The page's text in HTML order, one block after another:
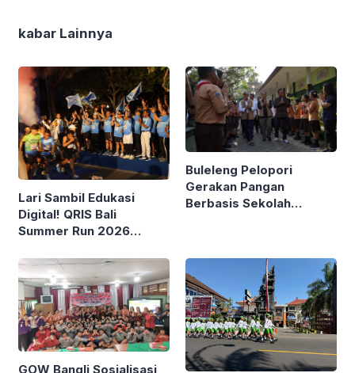
kabar Lainnya
Lari Sambil Edukasi
Digital! QRIS Bali
Summer Run 2026
Renon
Buleleng Pelopori
Gerakan Pangan
Berbasis Sekolah
GOW Bangli Sosialisasi